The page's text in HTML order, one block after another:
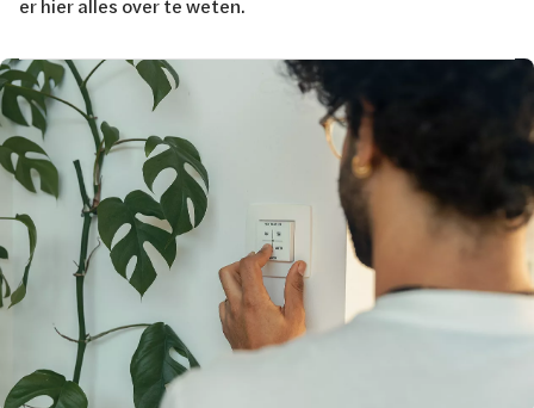
er hier alles over te weten.
Afbeelding